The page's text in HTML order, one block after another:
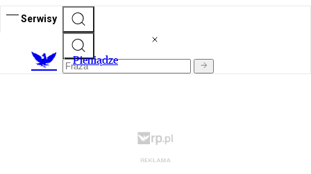
Serwisy
Pieniądze